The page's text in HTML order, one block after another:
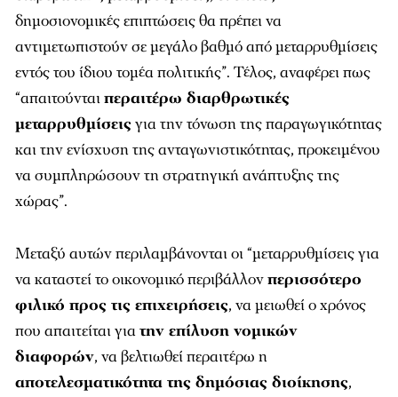
δημοσιονομικές επιπτώσεις θα πρέπει να
αντιμετωπιστούν σε μεγάλο βαθμό από μεταρρυθμίσεις
εντός του ίδιου τομέα πολιτικής”. Τέλος, αναφέρει πως
“απαιτούνταιπεραιτέρω διαρθρωτικές
μεταρρυθμίσειςγια την τόνωση της παραγωγικότητας
και την ενίσχυση της ανταγωνιστικότητας, προκειμένου
να συμπληρώσουν τη στρατηγική ανάπτυξης της
χώρας”.
Μεταξύ αυτών περιλαμβάνονται οι “μεταρρυθμίσεις για
να καταστεί το οικονομικό περιβάλλονπερισσότερο
φιλικό προς τις επιχειρήσεις, να μειωθεί ο χρόνος
που απαιτείται γιατην επίλυση νομικών
διαφορών, να βελτιωθεί περαιτέρω η
αποτελεσματικότητα της δημόσιας διοίκησης,